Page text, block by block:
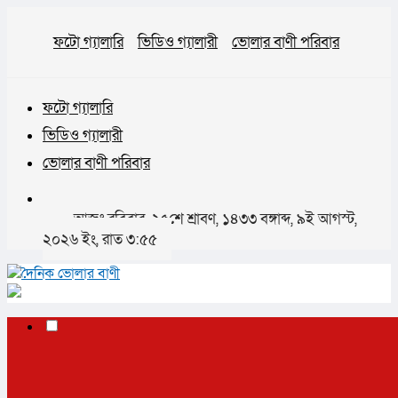
ফটো গ্যালারি ভিডিও গ্যালারী ভোলার বাণী পরিবার
ফটো গ্যালারি
ভিডিও গ্যালারী
ভোলার বাণী পরিবার
আজঃ রবিবার, ২৫শে শ্রাবণ, ১৪৩৩ বঙ্গাব্দ, ৯ই আগস্ট,
২০২৬ ইং, রাত ৩:৫৫
✕